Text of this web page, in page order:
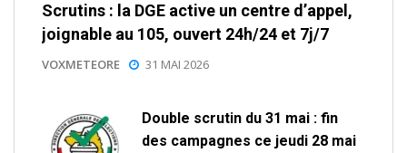
Scrutins : la DGE active un centre d’appel,
joignable au 105, ouvert 24h/24 et 7j/7
VOXMETEORE 31 MAI 2026
Double scrutin du 31 mai : fin
des campagnes ce jeudi 28 mai